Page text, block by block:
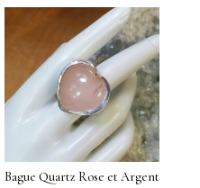
Bague Quartz Rose et Argent